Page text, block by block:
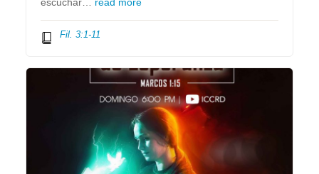
escuchar… read more
Fil. 3:1-11